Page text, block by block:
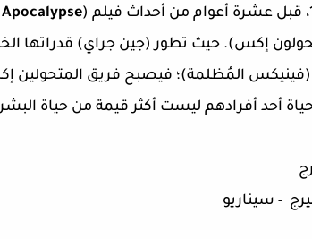
إكس). حيث تطور (جين جراي) قدراتها
(فينيكس المُظلمة)؛ فيصبح فريق المتحولين
أحد أفرادهم ليست أكثر قيمة من حياة
- سيناريو